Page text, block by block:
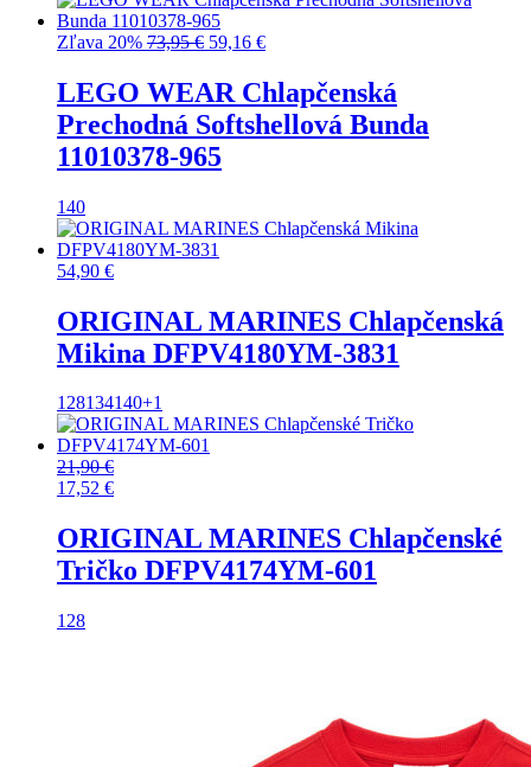
Zľava 20% 73,95€ Pôvodná
bola:
73,95 €.
59,16 €Aktuálna
je:
59,16 €.
LEGO WEAR Chlapčenská
Prechodná Softshellová Bunda
11010378-965
140
54,90 €
ORIGINAL MARINES Chlapčenská
Mikina DFPV4180YM-3831
128134140+1
21,90€
17,52 €
ORIGINAL MARINES Chlapčenské
Tričko DFPV4174YM-601
128